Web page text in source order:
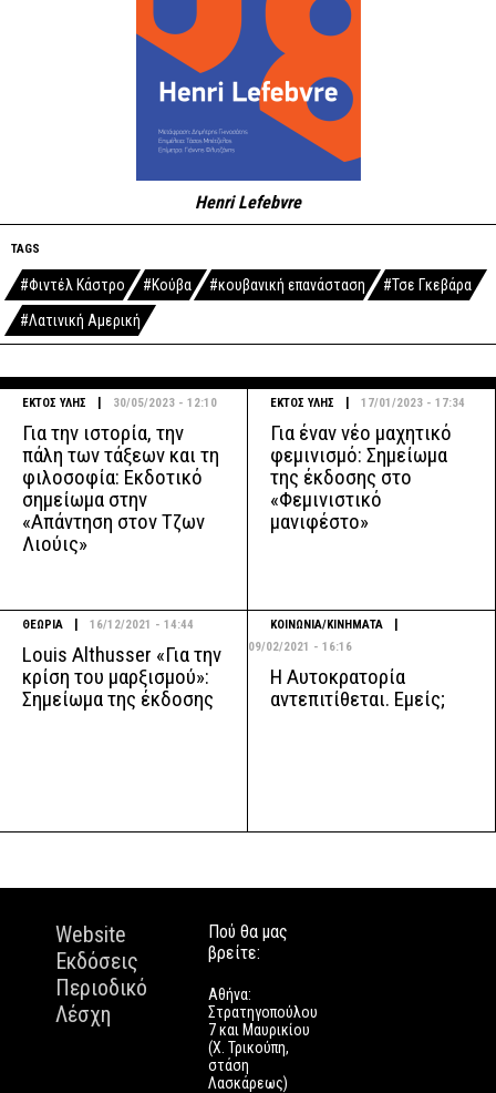
Henri Lefebvre
TAGS
#Φιντέλ Κάστρο #Κούβα #κουβανική επανάσταση
#Τσε Γκεβάρα
#Λατινική Αμερική
ΕΚΤΟΣ ΥΛΗΣ 30/05/2023 - 12:10
Για την ιστορία, την
πάλη των τάξεων και τη
φιλοσοφία: Εκδοτικό
σημείωμα στην
«Απάντηση στον Τζων
Λιούις»
ΕΚΤΟΣ ΥΛΗΣ 17/01/2023 - 17:34
Για έναν νέο μαχητικό
φεμινισμό: Σημείωμα
της έκδοσης στο
«Φεμινιστικό
μανιφέστο»
ΘΕΩΡΙΑ 16/12/2021 - 14:44
Louis Althusser «Για την
κρίση του μαρξισμού»:
Σημείωμα της έκδοσης
ΚΟΙΝΩΝΙΑ/ΚΙΝΗΜΑΤΑ
09/02/2021 - 16:16
Η Αυτοκρατορία
αντεπιτίθεται. Εμείς;
Website
Εκδόσεις
Περιοδικό
Λέσχη
Πού θα μας
βρείτε:
Αθήνα:
Στρατηγοπούλου
7 και Μαυρικίου
(Χ. Τρικούπη,
στάση
Λασκάρεως)